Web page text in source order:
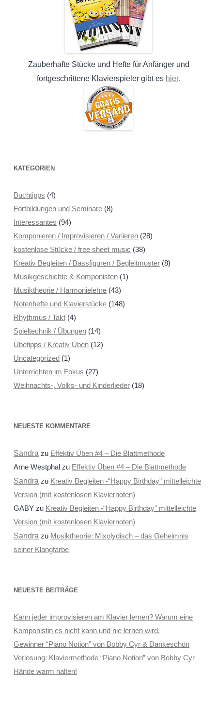
Zauberhafte Stücke und Hefte für Anfänger und
fortgeschrittene Klavierspieler gibt es hier.
KATEGORIEN
Buchtipps (4)
Fortbildungen und Seminare(8)
Interessantes (94)
Komponieren / Improvisieren / Variieren(28)
kostenlose Stücke / free sheet music (38)
Kreativ Begleiten / Bassfiguren / Begleitmuster(8)
Musikgeschichte & Komponisten(1)
Musiktheorie / Harmonielehre(43)
Notenhefte und Klavierstücke(148)
Rhythmus / Takt(4)
Spieltechnik / Übungen(14)
Übetipps / Kreativ Üben(12)
Uncategorized(1)
Unterrichten im Fokus (27)
Weihnachts-, Volks- und Kinderlieder(18)
NEUESTE KOMMENTARE
Sandra zu Effektiv Üben #4 – Die Blattmethode
Arne Westphalzu Effektiv Üben #4 – Die Blattmethode
Sandra zu Kreativ Begleiten -“Happy Birthday” mittelleichte
Version (mit kostenlosen Klaviernoten)
GABYzu Kreativ Begleiten -“Happy Birthday” mittelleichte
Version (mit kostenlosen Klaviernoten)
Sandra zu Musiktheorie: Mixolydisch – das Geheimnis
seiner Klangfarbe
NEUESTE BEITRÄGE
Kann jeder improvisieren am Klavier lernen? Warum eine
Komponistin es nicht kann und nie lernen wird.
Gewinner “Piano Notion” von Bobby Cyr & Dankeschön
Verlosung: Klaviermethode “Piano Notion” von Bobby Cyr
Hände warm halten!